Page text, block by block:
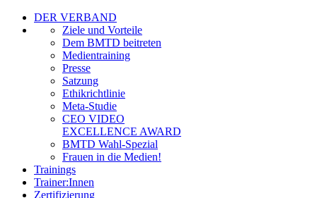
DER VERBAND
Ziele und Vorteile
Dem BMTD beitreten
Medientraining
Presse
Satzung
Ethikrichtlinie
Meta-Studie
CEO VIDEO
EXCELLENCE AWARD
BMTD Wahl-Spezial
Frauen in die Medien!
Trainings
Trainer:Innen
Zertifizierung